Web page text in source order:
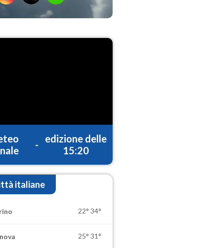
-
edizione delle
15:20
italiane
22° 34°
25° 31°